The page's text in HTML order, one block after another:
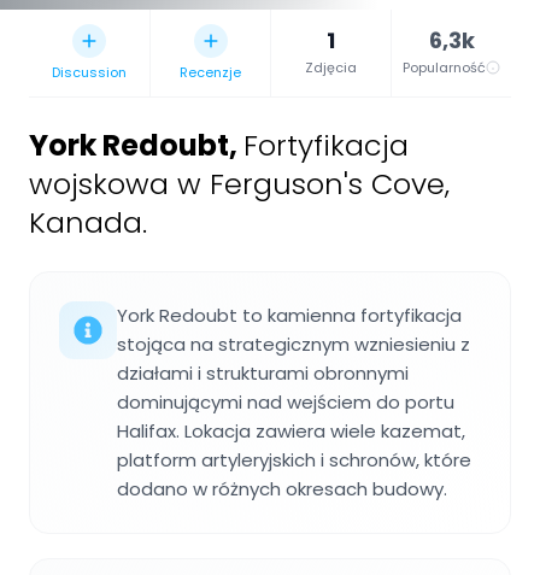
Discussion Recenzje
1
Zdjęcia
6,3k
Popularność
York Redoubt, Fortyfikacja
wojskowa w Ferguson's Cove,
Kanada.
York Redoubt to kamienna fortyfikacja
stojąca na strategicznym wzniesieniu z
działami i strukturami obronnymi
dominującymi nad wejściem do portu
Halifax. Lokacja zawiera wiele kazemat,
platform artyleryjskich i schronów, które
dodano w różnych okresach budowy.